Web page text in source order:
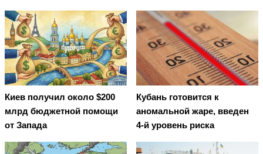
Киев получил около $200
млрд бюджетной помощи
от Запада
Кубань готовится к
аномальной жаре, введен
4-й уровень риска